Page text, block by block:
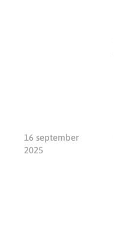
16 september
2025